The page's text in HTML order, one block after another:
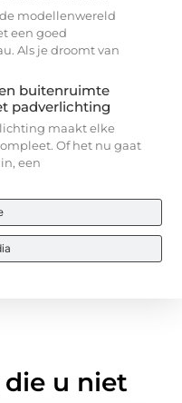
modellenwereld
een goed
Als je droomt van
buitenruimte
padverlichting
maakt elke
Of het nu gaat
een
die u niet